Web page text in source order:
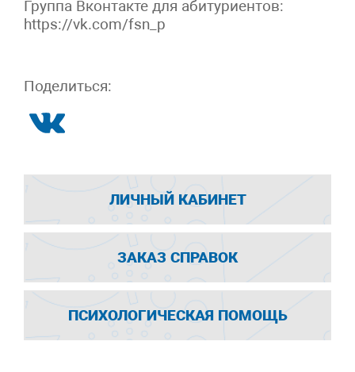
Группа Вконтакте для абитуриентов:
https://vk.com/fsn_p
Поделиться:
ЛИЧНЫЙ КАБИНЕТ
ЗАКАЗ СПРАВОК
ПСИХОЛОГИЧЕСКАЯ ПОМОЩЬ